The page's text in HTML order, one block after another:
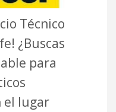
Técnico
¿Buscas
para
el lugar